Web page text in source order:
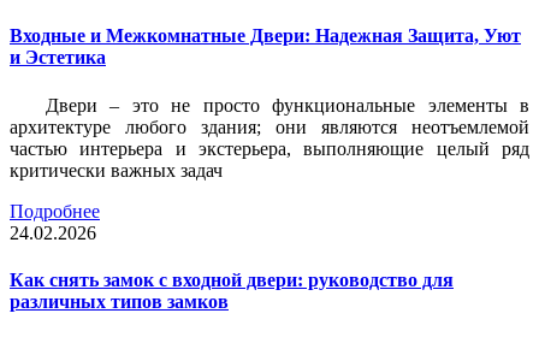
Входные и Межкомнатные Двери: Надежная Защита, Уют
и Эстетика
Двери – это не просто функциональные элементы в
архитектуре любого здания; они являются неотъемлемой
частью интерьера и экстерьера, выполняющие целый ряд
критически важных задач
Подробнее
24.02.2026
Как снять замок с входной двери: руководство для
различных типов замков